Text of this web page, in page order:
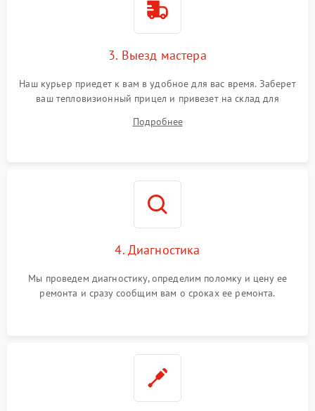
3. Выезд мастера
Наш курьер приедет к вам в удобное для вас время. Заберет
ваш тепловизионный прицел и привезет на склад для
Подробнее
4. Диагностика
Мы проведем диагностику, определим поломку и цену ее
ремонта и сразу сообщим вам о сроках ее ремонта.